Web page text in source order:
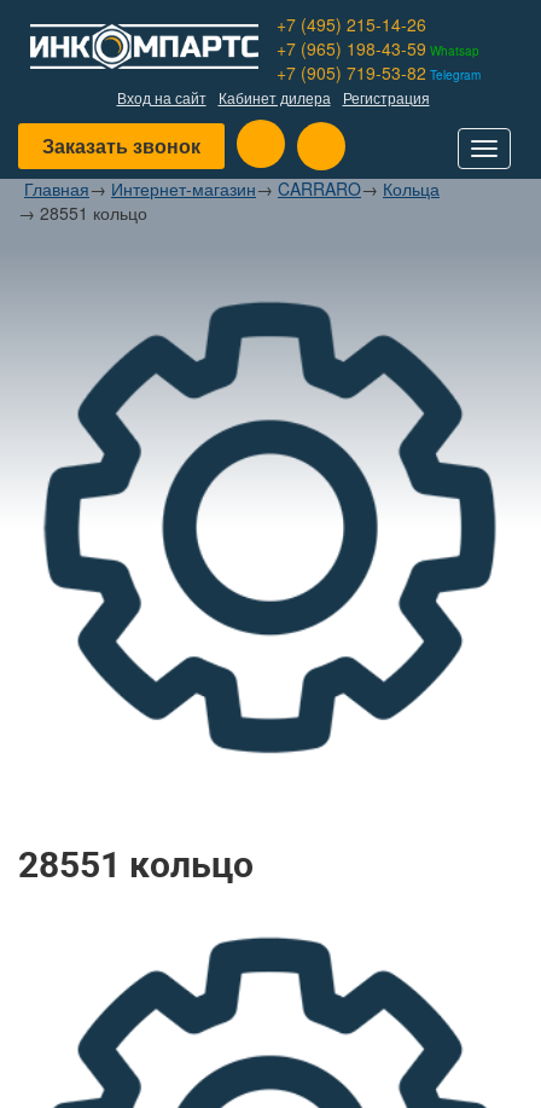
+7 (495) 215-14-26
+7 (965) 198-43-59 Whatsap
+7 (905) 719-53-82 Telegram
Вход на сайт Кабинет дилера Регистрация
Заказать звонок
Toggle
Главная→ Интернет-магазин→ CARRARO→ Кольца
→ 28551 кольцо
28551 кольцо